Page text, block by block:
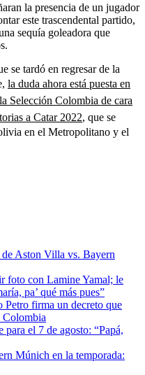
la presencia de un jugador
este trascendental partido,
sequía goleadora que
se tardó en regresar de la
la duda ahora está puesta en
Selección Colombia de cara
a Catar 2022, que se
en el Metropolitano y el
Aston Villa vs. Bayern
foto con Lamine Yamal; le
pa’ qué más pues”
Petro firma un decreto que
Colombia
el 7 de agosto: “Papá,
Múnich en la temporada: